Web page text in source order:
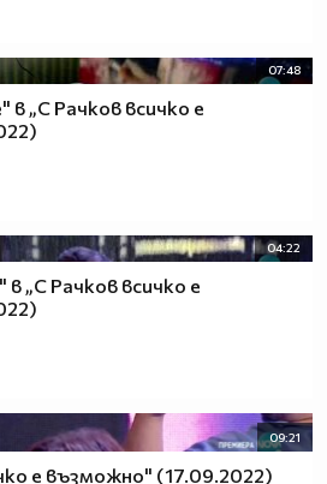
07:48
„С Рачков всичко е
04:22
„С Рачков всичко е
09:21
е възможно" (17.09.2022)